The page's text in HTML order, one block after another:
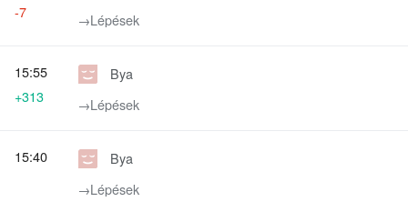
→‎Lépések
-7
Bya
→‎Lépések
15:55
+313
Bya
→‎Lépések
15:40